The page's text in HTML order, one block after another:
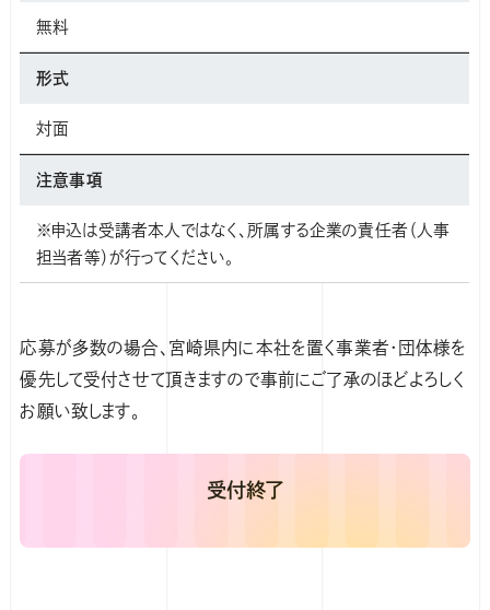
無料
形式
対面
注意事項
※申込は受講者本人ではなく、所属する企業の責任者（人事
担当者等）が行ってください。
応募が多数の場合、宮崎県内に本社を置く事業者・団体様を
優先して受付させて頂きますので事前にご了承のほどよろしく
お願い致します。
受付終了